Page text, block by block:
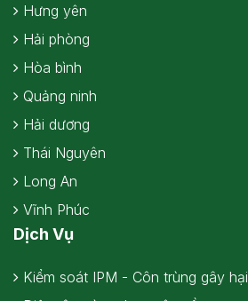
Hưng yên
Hải phòng
Hòa bình
Quảng ninh
Hải dương
Thái Nguyên
Long An
Vĩnh Phúc
Dịch Vụ
Kiểm soát IPM - Côn trùng gây hại